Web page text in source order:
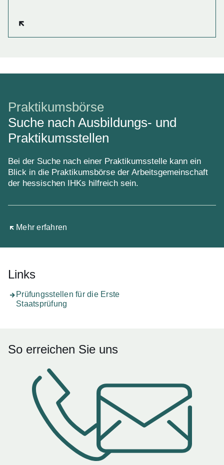
Praktikumsbörse
Suche nach Ausbildungs- und
Praktikumsstellen
Bei der Suche nach einer Praktikumsstelle kann ein
Blick in die Praktikumsbörse der Arbeitsgemeinschaft
der hessischen IHKs hilfreich sein.
Mehr erfahren
Öffnet sich in einem neuen Fenster
Links
Prüfungsstellen für die Erste
Staatsprüfung
So erreichen Sie uns